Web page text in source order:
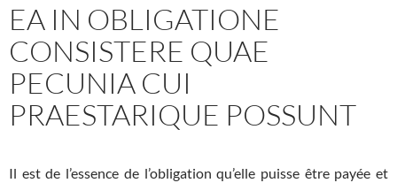
EA IN OBLIGATIONE
CONSISTERE QUAE
PECUNIA CUI
PRAESTARIQUE POSSUNT
Il est de l’essence de l’obligation qu’elle puisse être payée et